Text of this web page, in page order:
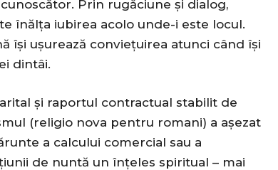
Prin rugăciune și dialog,
înălța iubirea acolo unde-i este locul.
își ușurează conviețuirea atunci când își
dintâi.
și raportul contractual stabilit de
(religio nova pentru romani) a așezat
a calcului comercial sau a
de nuntă un înțeles spiritual – mai